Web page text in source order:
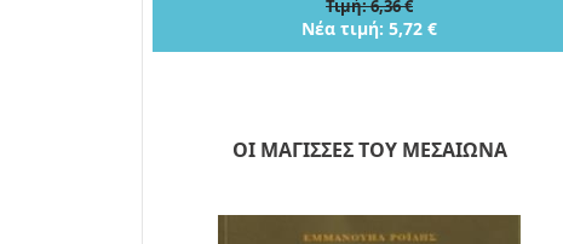
Τιμή: 6,36 €
Νέα τιμή: 5,72 €
ΟΙ ΜΑΓΙΣΣΕΣ ΤΟΥ ΜΕΣΑΙΩΝΑ